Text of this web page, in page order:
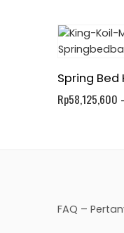
Spring
Rp58,125,600
FAQ –